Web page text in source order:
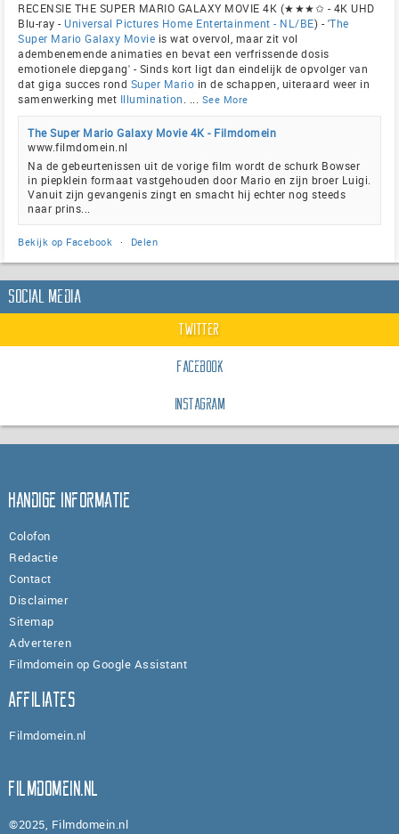
RECENSIE THE SUPER MARIO GALAXY MOVIE 4K (★★★✩ - 4K UHD
Blu-ray - Universal Pictures Home Entertainment - NL/BE) - 'The
Super Mario Galaxy Movie is wat overvol, maar zit vol
adembenemende animaties en bevat een verfrissende dosis
emotionele diepgang' - Sinds kort ligt dan eindelijk de opvolger van
dat giga succes rond Super Mario in de schappen, uiteraard weer in
samenwerking met Illumination See More
The Super Mario Galaxy Movie 4K - Filmdomein
www.filmdomein.nl
Na de gebeurtenissen uit de vorige film wordt de schurk Bowser
in piepklein formaat vastgehouden door Mario en zijn broer Luigi.
Vanuit zijn gevangenis zingt en smacht hij echter nog steeds
naar prins...
Bekijk op Facebook · Delen
Social Media
Twitter
Facebook
Instagram
Handige informatie
Colofon
Redactie
Contact
Disclaimer
Sitemap
Adverteren
Filmdomein op Google Assistant
Affiliates
Filmdomein.nl
Filmdomein.nl
©2025, Filmdomein.nl